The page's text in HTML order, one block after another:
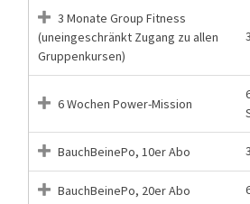
3 Monate Group Fitness
(uneingeschränkt Zugang zu allen
Gruppenkursen)
6 Wochen Power-Mission
BauchBeinePo, 10er Abo
BauchBeinePo, 20er Abo